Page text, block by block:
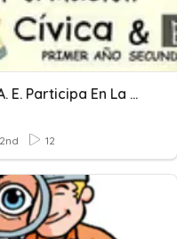
F. C. Y E. 2 A. E. Participa En La Construcción De La Iden.
2nd 12